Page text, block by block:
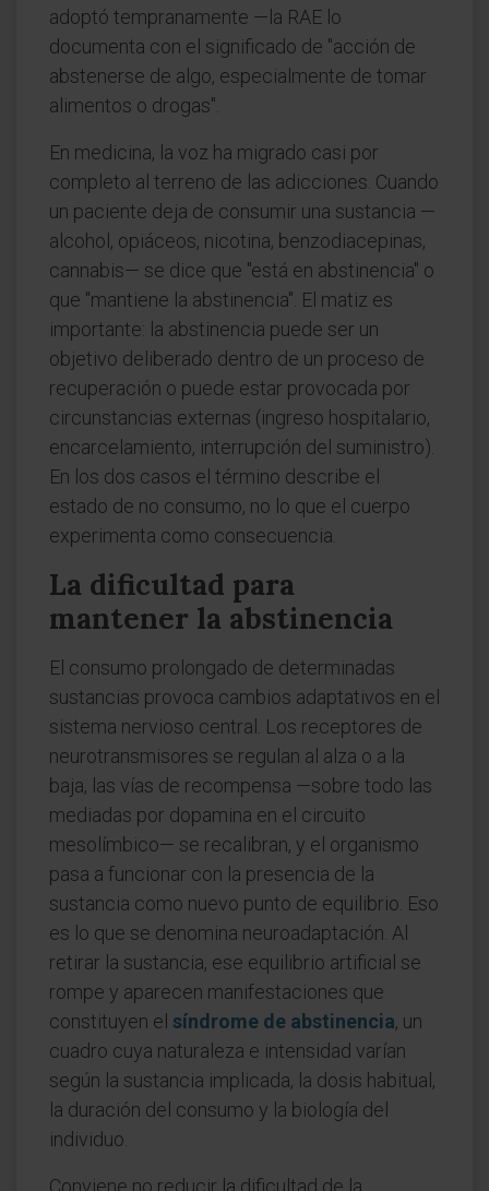
adoptó tempranamente —la RAE lo
documenta con el significado de "acción de
abstenerse de algo, especialmente de tomar
alimentos o drogas".
En medicina, la voz ha migrado casi por
completo al terreno de las adicciones. Cuando
un paciente deja de consumir una sustancia —
alcohol, opiáceos, nicotina, benzodiacepinas,
cannabis— se dice que "está en abstinencia" o
que "mantiene la abstinencia". El matiz es
importante: la abstinencia puede ser un
objetivo deliberado dentro de un proceso de
recuperación o puede estar provocada por
circunstancias externas (ingreso hospitalario,
encarcelamiento, interrupción del suministro).
En los dos casos el término describe el
estado de no consumo, no lo que el cuerpo
experimenta como consecuencia.
La dificultad para
mantener la abstinencia
El consumo prolongado de determinadas
sustancias provoca cambios adaptativos en el
sistema nervioso central. Los receptores de
neurotransmisores se regulan al alza o a la
baja, las vías de recompensa —sobre todo las
mediadas por dopamina en el circuito
mesolímbico— se recalibran, y el organismo
pasa a funcionar con la presencia de la
sustancia como nuevo punto de equilibrio. Eso
es lo que se denomina neuroadaptación. Al
retirar la sustancia, ese equilibrio artificial se
rompe y aparecen manifestaciones que
constituyen el síndrome de abstinencia, un
cuadro cuya naturaleza e intensidad varían
según la sustancia implicada, la dosis habitual,
la duración del consumo y la biología del
individuo.
Conviene no reducir la dificultad de la